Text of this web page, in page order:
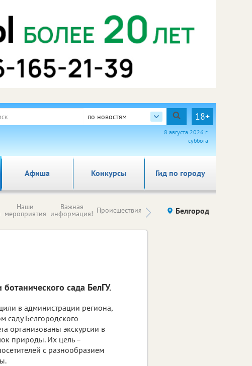
по новостям 18+
8 августа 2026 г.
суббота
Афиша Гид по городу
Конкурсы
Наши
мероприятия
Важная
информация! Происшествия Здоровье компаний (на
правах
Белгород
сада БелГУ.
в администрации региона,
саду Белгородского
организованы экскурсии в
природы. Их цель –
с разнообразием